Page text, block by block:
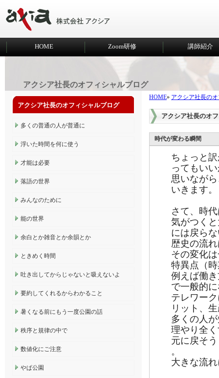
HOME Zoom研修 講師紹介
アクシア社長のオフィシャルブログ
HOME» アクシア社長の
アクシア社長のオ
時代が変わる瞬間
ちょっと
ってもい
思いなが
いきます。
さて、時
気がつく
には戻ら
歴史の流
その変化
特異点（
例えば働
で一般的
テレワー
リット、
多くの人
理やり全
元に戻そ
。
大きな流
アクシア社長のオフィシャルブログ
多くの普通の人が普通に
浮いた時間を何に使う
才能は必要
落語の世界
みんなのために
能の世界
余白とか雑音とか余韻とか
ときめく時間
吐き出してからじゃないと吸えないよ
要約してくれるからわかること
暑くなる前にもう一度公園の話
秩序と規律の中で
数値化にご注意
やぱ公園